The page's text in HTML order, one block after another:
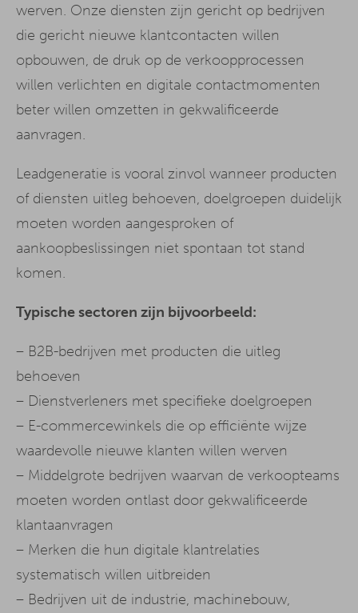
werven. Onze diensten zijn gericht op bedrijven
die gericht nieuwe klantcontacten willen
opbouwen, de druk op de verkoopprocessen
willen verlichten en digitale contactmomenten
beter willen omzetten in gekwalificeerde
aanvragen.
Leadgeneratie is vooral zinvol wanneer producten
of diensten uitleg behoeven, doelgroepen duidelijk
moeten worden aangesproken of
aankoopbeslissingen niet spontaan tot stand
komen.
Typische sectoren zijn bijvoorbeeld:
– B2B-bedrijven met producten die uitleg
behoeven
– Dienstverleners met specifieke doelgroepen
– E-commercewinkels die op efficiënte wijze
waardevolle nieuwe klanten willen werven
– Middelgrote bedrijven waarvan de verkoopteams
moeten worden ontlast door gekwalificeerde
klantaanvragen
– Merken die hun digitale klantrelaties
systematisch willen uitbreiden
– Bedrijven uit de industrie, machinebouw,